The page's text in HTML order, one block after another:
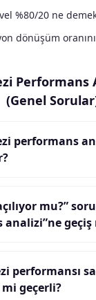
%80/20 ne
dönüşüm
Performans
(Genel
performans
mu?”
analizi”ne geçiş
performansı
geçerli?